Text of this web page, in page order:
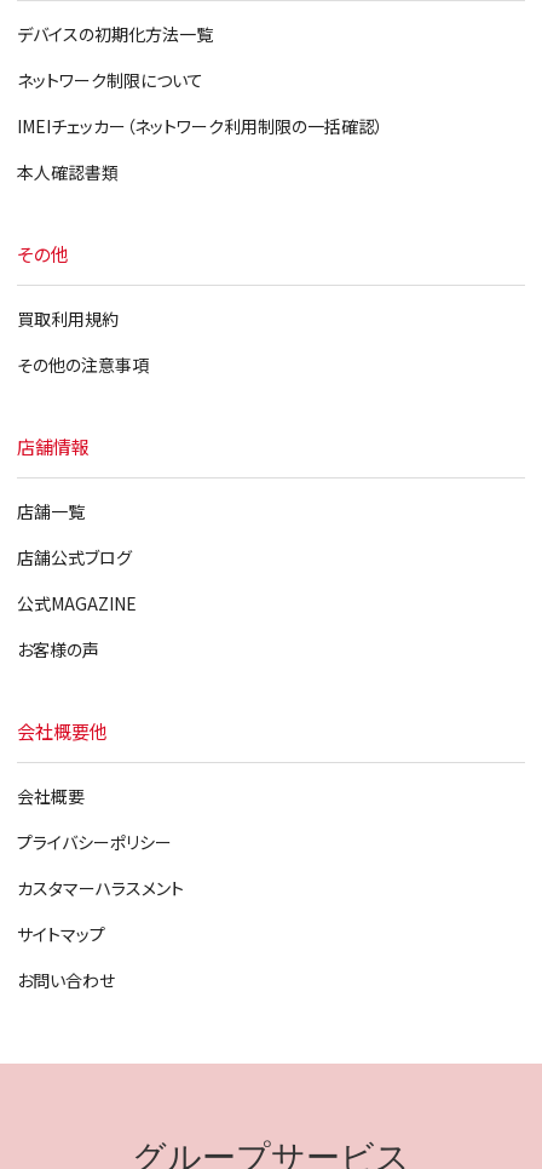
デバイスの初期化方法一覧
ネットワーク制限について
IMEIチェッカー（ネットワーク利用制限の一括確認）
本人確認書類
その他
買取利用規約
その他の注意事項
店舗情報
店舗一覧
店舗公式ブログ
公式MAGAZINE
お客様の声
会社概要他
会社概要
プライバシーポリシー
カスタマーハラスメント
サイトマップ
お問い合わせ
グループサービス